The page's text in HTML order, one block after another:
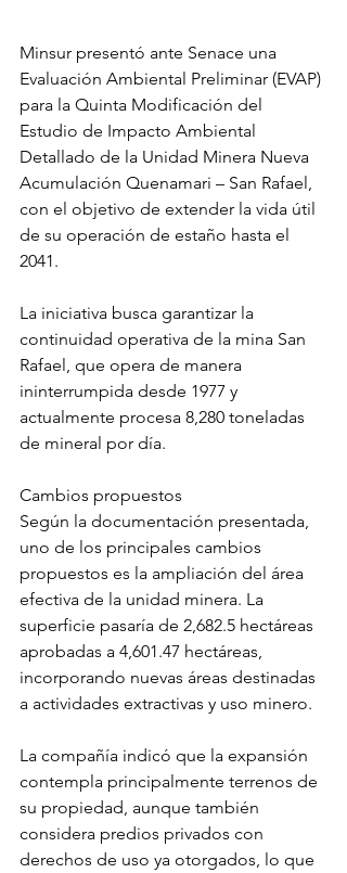
Minsur presentó ante Senace una
Evaluación Ambiental Preliminar (EVAP)
para la Quinta Modificación del
Estudio de Impacto Ambiental
Detallado de la Unidad Minera Nueva
Acumulación Quenamari – San Rafael,
con el objetivo de extender la vida útil
de su operación de estaño hasta el
2041.
La iniciativa busca garantizar la
continuidad operativa de la mina San
Rafael, que opera de manera
ininterrumpida desde 1977 y
actualmente procesa 8,280 toneladas
de mineral por día.
Cambios propuestos
Según la documentación presentada,
uno de los principales cambios
propuestos es la ampliación del área
efectiva de la unidad minera. La
superficie pasaría de 2,682.5 hectáreas
aprobadas a 4,601.47 hectáreas,
incorporando nuevas áreas destinadas
a actividades extractivas y uso minero.
La compañía indicó que la expansión
contempla principalmente terrenos de
su propiedad, aunque también
considera predios privados con
derechos de uso ya otorgados, lo que